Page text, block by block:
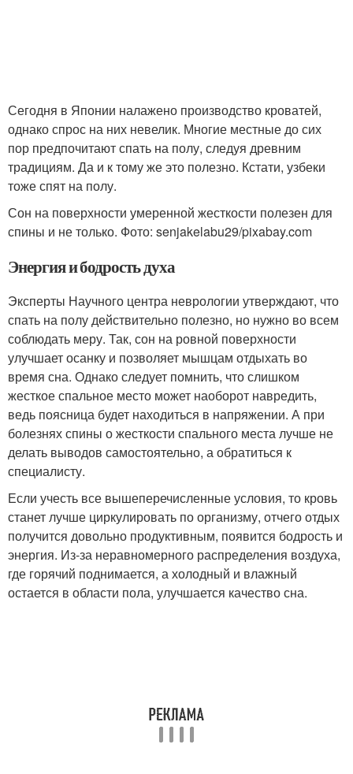
Сегодня в Японии налажено производство кроватей,
однако спрос на них невелик. Многие местные до сих
пор предпочитают спать на полу, следуя древним
традициям. Да и к тому же это полезно. Кстати, узбеки
тоже спят на полу.
Сон на поверхности умеренной жесткости полезен для
спины и не только. Фото: senjakelabu29/pixabay.com
Энергия и бодрость духа
Эксперты Научного центра неврологии утверждают, что
спать на полу действительно полезно, но нужно во всем
соблюдать меру. Так, сон на ровной поверхности
улучшает осанку и позволяет мышцам отдыхать во
время сна. Однако следует помнить, что слишком
жесткое спальное место может наоборот навредить,
ведь поясница будет находиться в напряжении. А при
болезнях спины о жесткости спального места лучше не
делать выводов самостоятельно, а обратиться к
специалисту.
Если учесть все вышеперечисленные условия, то кровь
станет лучше циркулировать по организму, отчего отдых
получится довольно продуктивным, появится бодрость и
энергия. Из-за неравномерного распределения воздуха,
где горячий поднимается, а холодный и влажный
остается в области пола, улучшается качество сна.